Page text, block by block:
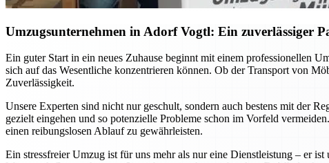
Umzugsunternehmen in Adorf Vogtl: Ein zuverlässiger
Ein guter Start in ein neues Zuhause beginnt mit einem professionellen
sich auf das Wesentliche konzentrieren können. Ob der Transport von
Zuverlässigkeit.
Unsere Experten sind nicht nur geschult, sondern auch bestens mit der
gezielt eingehen und so potenzielle Probleme schon im Vorfeld
einen reibungslosen Ablauf zu gewährleisten.
Ein stressfreier Umzug ist für uns mehr als nur eine Dienstleistung – er